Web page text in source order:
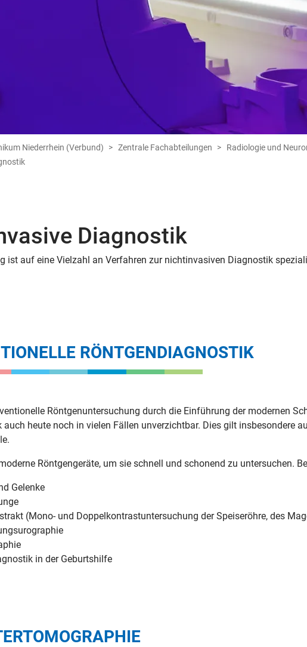
Niederrhein (Verbund) Zentrale Fachabteilungen Radiologie und
Diagnostik
ist auf eine Vielzahl an Verfahren zur nichtinvasiven Diagnostik
RÖNTGENDIAGNOSTIK
Röntgenuntersuchung durch die Einführung der modernen
heute noch in vielen Fällen unverzichtbar. Dies gilt insbesondere
Röntgengeräte, um sie schnell und schonend zu untersuchen.
Gelenke
(Mono- und Doppelkontrastuntersuchung der Speiseröhre, des
in der Geburtshilfe